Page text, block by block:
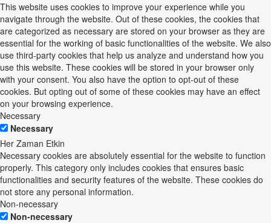
This website uses cookies to improve your experience while you
navigate through the website. Out of these cookies, the cookies that
are categorized as necessary are stored on your browser as they are
essential for the working of basic functionalities of the website. We also
use third-party cookies that help us analyze and understand how you
use this website. These cookies will be stored in your browser only
with your consent. You also have the option to opt-out of these
cookies. But opting out of some of these cookies may have an effect
on your browsing experience.
Necessary
Necessary
Her Zaman Etkin
Necessary cookies are absolutely essential for the website to function
properly. This category only includes cookies that ensures basic
functionalities and security features of the website. These cookies do
not store any personal information.
Non-necessary
Non-necessary